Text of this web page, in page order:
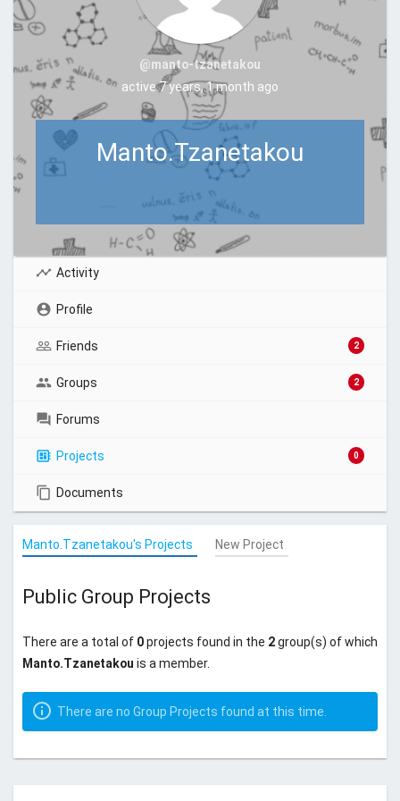
@manto-tzanetakou
active 7 years, 1 month ago
Manto.Tzanetakou
Activity
Profile
Friends 2
Groups 2
Forums
Projects 0
Documents
Manto.Tzanetakou's Projects New Project
Public Group Projects
There are a total of 0projects found in the 2group(s) of which
Manto.Tzanetakou is a member.
There are no Group Projects found at this time.